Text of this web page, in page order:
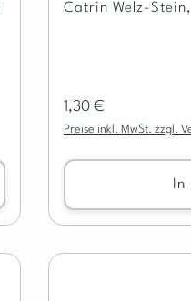
Catrin Welz-
Regulärer Preis:
1,30 €
Preise inkl. MwSt. zzgl.